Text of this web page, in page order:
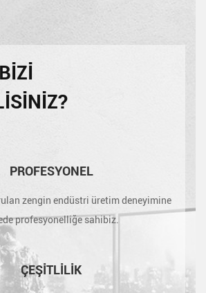
PROFESYONEL
zengin endüstri üretim deneyimine
profesyonelliğe sahibiz.
ÇEŞITLILIK